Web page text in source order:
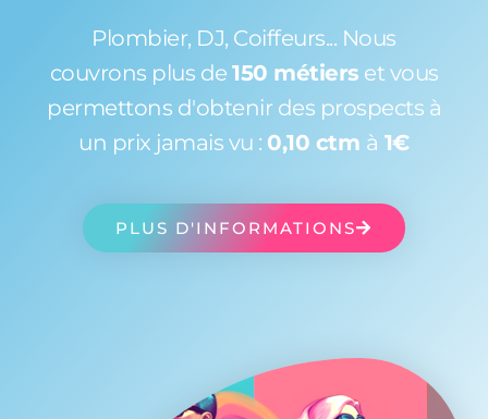
Plombier, DJ, Coiffeurs... Nous
couvrons plus de 150 métiers et vous
permettons d'obtenir des prospects à
un prix jamais vu : 0,10 ctm à 1€
PLUS D'INFORMATIONS